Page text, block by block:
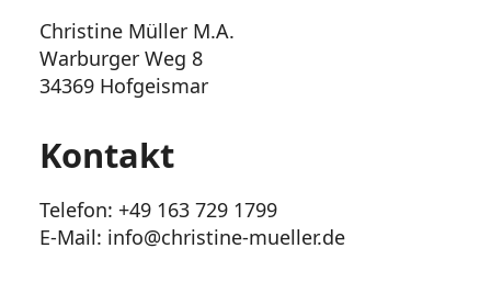
Christine Müller M.A.
Warburger Weg 8
34369 Hofgeismar
Kontakt
Telefon: +49 163 729 1799
E-Mail: info@christine-mueller.de